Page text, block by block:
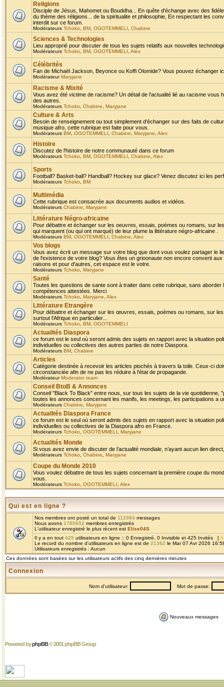
Religions
Disciple de Jésus, Mahomet ou Bouddha... En quête d'échange avec des
du thème des réligions... de la spiritualite et philosophie, En respectant les
interdit sur ce forum.
Modérateurs Tchoko BM OGOTEMMELI Chabine
Sciences & Technologies
Lieu approprié pour discuter de tous les sujets relatifs aux nouvelles
Modérateurs Tchoko BM OGOTEMMELI Alex
Célébrités
Fan de Michaël Jackson, Beyonce ou Koffi Olomide? Vous pouvez échanger
ModérateurMaryjane
Racisme & Mixité
Vous avez été victime de racisme? Un détail de l'actualité lié au racisme
des autres.
Modérateurs Tchoko Chabine Maryjane
Culture & Arts
Besoin de renseignement ou tout simplement d'échanger sur des faits de
musique afro, cette rubrique est faite pour vous.
Modérateurs BM OGOTEMMELI Chabine Maryjane Alex
Histoire
Discutez de l'histoire de notre communauté dans ce forum
Modérateurs Tchoko BM OGOTEMMELI Chabine Alex
Sports
Football? Basket-ball? Handball? Hockey sur glace? Venez discutez ici les
Modérateurs Tchoko BM
Multimédia
Cette rubrique est consacrée aux documents audios et vidéos.
Modérateurs Chabine Maryjane
Littérature Négro-africaine
Pour débattre et échanger sur les oeuvres, essais, poèmes ou romans, sur
qui marquent (ou qui ont marqué) de leur plume la littérature négro-africaine .
Modérateurs BM OGOTEMMELI Chabine Alex
Vos blogs
Vous avez écrit un message sur votre blog que dont vous voulez partager le
de l'existence de votre blog? Vous êtes un grioonaute non encore converti
raisons et pour d'autres, cet espace est le votre.
Modérateurs Tchoko Maryjane
Santé
Toutes les questions de sante sont à traiter dans cette rubrique, sans
compétences attestées. Merci
Modérateurs Tchoko Maryjane Alex
Littérature Etrangère
Pour débattre et échanger sur les œuvres, essais, poèmes ou romans, sur
surtout l'Afrique en particulier...
Modérateurs Tchoko BM OGOTEMMELI
Actualités Diaspora
ce forum est le seul où seront admis des sujets en rapport avec la situation
individuelles ou collectives des autres parties de notre Diaspora.
Modérateurs BM Chabine
Articles
Catégorie destinée à recevoir les articles piochés à travers la toile. Ceux-ci
circonstanciée afin de ne pas les réduire à l'état de propagande.
ModérateurModerator team
Conseil BtoB & Annonces
Conseil "Black To Black" entre nous, sur tous les sujets de la vie
toutes les annonces concernant les manifs, les meetings, les participations a
Modérateurs Chabine Maryjane
Actualités Diaspora France
ce forum est le seul où seront admis des sujets en rapport avec la situation
individuelles ou collectives de la Diaspora afro en France.
Modérateurs Tchoko OGOTEMMELI Maryjane
Actualités Monde
Si vous avez envie de discuter de l’actualité mondiale, n’ayant aucun lien
Modérateurs Tchoko Chabine Maryjane
Coupe du Monde 2010
Vous voulez débattre de tous les sujets concernant la première coupe du
vous.
Modérateurs Tchoko OGOTEMMELI Alex
Qui est en ligne ?
Nos membres ont posté un total de 112984 messages
Nous avons 1780652 membres enregistrés
L'utilisateur enregistré le plus récent est Elise04S
Il y a en tout 425 utilisateurs en ligne :: 0 Enregistré, 0 Invisible et 425 Invités [
Le record du nombre d'utilisateurs en ligne est de 21362 le Mar 07 Avr 2026
Utilisateurs enregistrés : Aucun
Ces données sont basées sur les utilisateurs actifs des cinq dernières minutes
Connexion
Nom d'utilisateur: Mot de passe:
Nouveaux messages
Powered byphpBB© 2001 phpBB Group